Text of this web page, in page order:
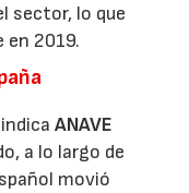
sector, lo que
en 2019.
indicaANAVE
a lo largo de
movió